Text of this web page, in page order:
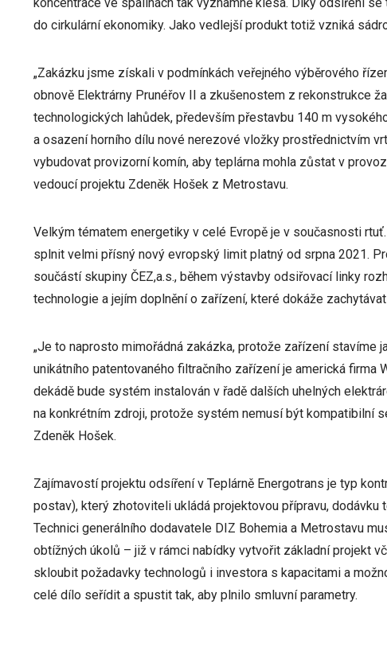
do cirkulární ekonomiky. Jako vedlejší produkt totiž vzniká
„Zakázku jsme získali v podmínkách veřejného výběrového
obnově Elektrárny Prunéřov II a zkušenostem z rekonstrukce
technologických lahůdek, především přestavbu 140 m
a osazení horního dílu nové nerezové vložky prostřednictvím
vybudovat provizorní komín, aby teplárna mohla zůstat v
vedoucí projektu Zdeněk Hošek z Metrostavu.
Velkým tématem energetiky v celé Evropě je v současnosti
splnit velmi přísný nový evropský limit platný od srpna 2021.
součástí skupiny ČEZ,a.s., během výstavby odsiřovací linky
technologie a jejím doplnění o zařízení, které dokáže
„Je to naprosto mimořádná zakázka, protože zařízení stavíme
unikátního patentovaného filtračního zařízení je americká firma
dekádě bude systém instalován v řadě dalších uhelných
na konkrétním zdroji, protože systém nemusí být kompatibilní
Zdeněk Hošek.
Zajímavostí projektu odsíření v Teplárně Energotrans je typ
postav), který zhotoviteli ukládá projektovou přípravu,
Technici generálního dodavatele DIZ Bohemia a Metrostavu
obtížných úkolů – již v rámci nabídky vytvořit základní projekt
skloubit požadavky technologů i investora s kapacitami a
celé dílo seřídit a spustit tak, aby plnilo smluvní parametry.